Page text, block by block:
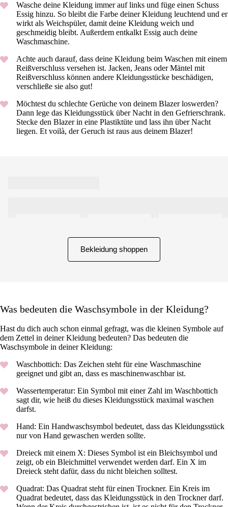
Wasche deine Kleidung immer auf links und füge einen Schuss
Essig hinzu. So bleibt die Farbe deiner Kleidung leuchtend und er
wirkt als Weichspüler, damit deine Kleidung weich und
geschmeidig bleibt. Außerdem entkalkt Essig auch deine
Waschmaschine.
Achte auch darauf, dass deine Kleidung beim Waschen mit einem
Reißverschluss versehen ist. Jacken, Jeans oder Mäntel mit
Reißverschluss können andere Kleidungsstücke beschädigen,
verschließe sie also gut!
Möchtest du schlechte Gerüche von deinem Blazer loswerden?
Dann lege das Kleidungsstück über Nacht in den Gefrierschrank.
Stecke den Blazer in eine Plastiktüte und lass ihn über Nacht
liegen. Et voilà, der Geruch ist raus aus deinem Blazer!
Bekleidung shoppen
Was bedeuten die Waschsymbole in der Kleidung?
Hast du dich auch schon einmal gefragt, was die kleinen Symbole auf
dem Zettel in deiner Kleidung bedeuten? Das bedeuten die
Waschsymbole in deiner Kleidung:
Waschbottich: Das Zeichen steht für eine Waschmaschine
geeignet und gibt an, dass es maschinenwaschbar ist.
Wassertemperatur: Ein Symbol mit einer Zahl im Waschbottich
sagt dir, wie heiß du dieses Kleidungsstück maximal waschen
darfst.
Hand: Ein Handwaschsymbol bedeutet, dass das Kleidungsstück
nur von Hand gewaschen werden sollte.
Dreieck mit einem X: Dieses Symbol ist ein Bleichsymbol und
zeigt, ob ein Bleichmittel verwendet werden darf. Ein X im
Dreieck steht dafür, dass du nicht bleichen solltest.
Quadrat: Das Quadrat steht für einen Trockner. Ein Kreis im
Quadrat bedeutet, dass das Kleidungsstück in den Trockner darf.